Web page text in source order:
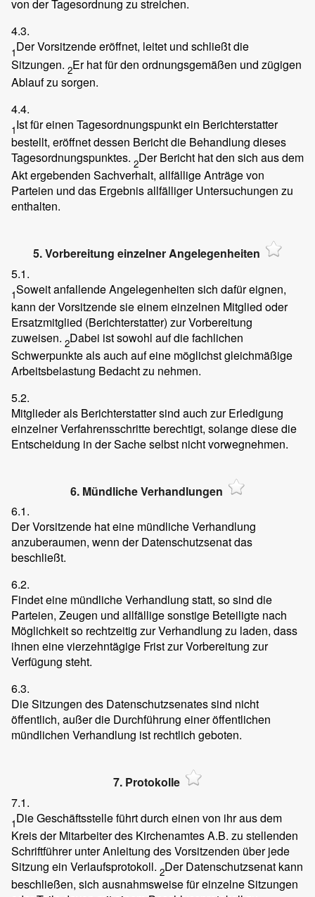
von der Tagesordnung zu streichen.
4.3.
1Der Vorsitzende eröffnet, leitet und schließt die
Sitzungen. 2Er hat für den ordnungsgemäßen und zügigen
Ablauf zu sorgen.
4.4.
1Ist für einen Tagesordnungspunkt ein Berichterstatter
bestellt, eröffnet dessen Bericht die Behandlung dieses
Tagesordnungspunktes. 2Der Bericht hat den sich aus dem
Akt ergebenden Sachverhalt, allfällige Anträge von
Parteien und das Ergebnis allfälliger Untersuchungen zu
enthalten.
5. Vorbereitung einzelner Angelegenheiten
5.1.
1Soweit anfallende Angelegenheiten sich dafür eignen,
kann der Vorsitzende sie einem einzelnen Mitglied oder
Ersatzmitglied (Berichterstatter) zur Vorbereitung
zuweisen. 2Dabei ist sowohl auf die fachlichen
Schwerpunkte als auch auf eine möglichst gleichmäßige
Arbeitsbelastung Bedacht zu nehmen.
5.2.
Mitglieder als Berichterstatter sind auch zur Erledigung
einzelner Verfahrensschritte berechtigt, solange diese die
Entscheidung in der Sache selbst nicht vorwegnehmen.
6. Mündliche Verhandlungen
6.1.
Der Vorsitzende hat eine mündliche Verhandlung
anzuberaumen, wenn der Datenschutzsenat das
beschließt.
6.2.
Findet eine mündliche Verhandlung statt, so sind die
Parteien, Zeugen und allfällige sonstige Beteiligte nach
Möglichkeit so rechtzeitig zur Verhandlung zu laden, dass
ihnen eine vierzehntägige Frist zur Vorbereitung zur
Verfügung steht.
6.3.
Die Sitzungen des Datenschutzsenates sind nicht
öffentlich, außer die Durchführung einer öffentlichen
mündlichen Verhandlung ist rechtlich geboten.
7. Protokolle
7.1.
1Die Geschäftsstelle führt durch einen von ihr aus dem
Kreis der Mitarbeiter des Kirchenamtes A.B. zu stellenden
Schriftführer unter Anleitung des Vorsitzenden über jede
Sitzung ein Verlaufsprotokoll. 2Der Datenschutzsenat kann
beschließen, sich ausnahmsweise für einzelne Sitzungen